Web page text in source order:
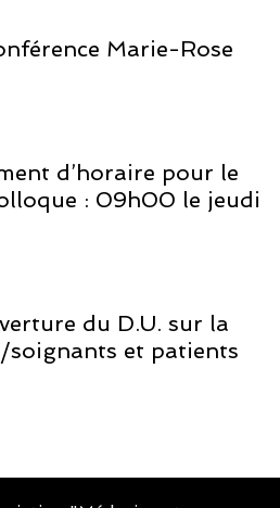
Marie-Rose
d’horaire pour le
: 09h00 le jeudi
du D.U. sur la
soignants et patients